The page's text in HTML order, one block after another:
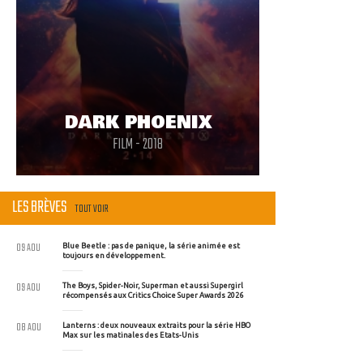
DARK PHOENIX
FILM - 2018
LES BRÈVES TOUT VOIR
Blue Beetle : pas de panique, la série animée est
toujours en développement.
09 AOU
The Boys, Spider-Noir, Superman et aussi Supergirl
récompensés aux Critics Choice Super Awards 2026
09 AOU
Lanterns : deux nouveaux extraits pour la série HBO
Max sur les matinales des Etats-Unis
08 AOU